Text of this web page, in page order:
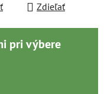
Zdieľať
pri výbere